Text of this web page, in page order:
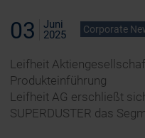
03
Juni
2025
Corporate
Leifheit
Produkteinführung
Leifheit AG erschließt
SUPERDUSTER das